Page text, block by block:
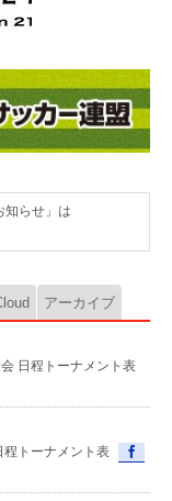
知らせ」は
アーカイブ
日程トーナメント表
トーナメント表